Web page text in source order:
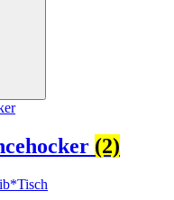
(2)